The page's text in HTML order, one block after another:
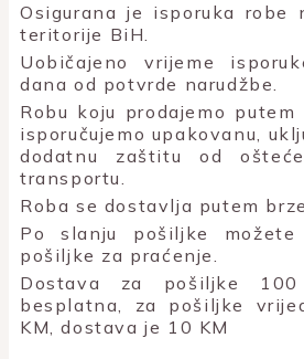
Osigurana je isporuka robe
teritorije BiH.
Uobičajeno vrijeme
dana od potvrde narudžbe.
Robu koju prodajemo
isporučujemo upakovanu,
dodatnu zaštitu od
transportu.
Roba se dostavlja putem
Po slanju pošiljke možete
pošiljke za praćenje.
Dostava za pošiljke
besplatna, za pošiljke
KM, dostava je 10 KM